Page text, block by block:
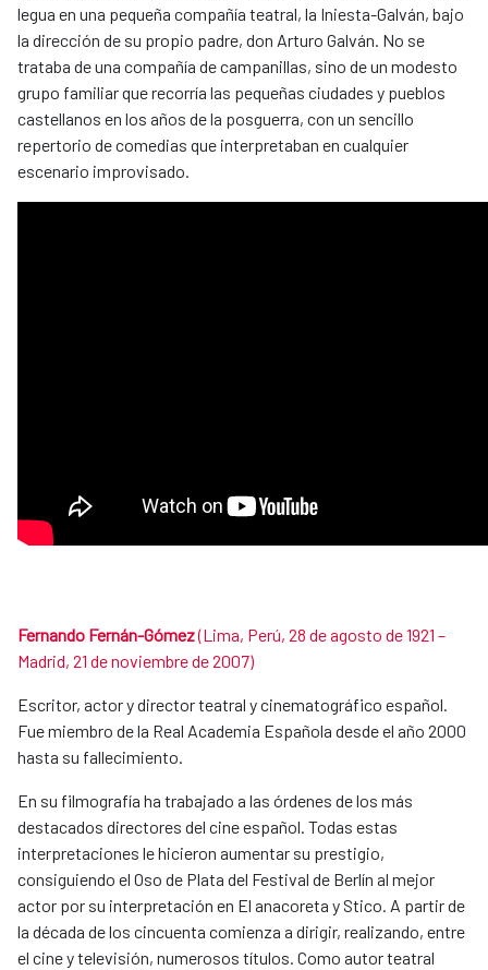
legua en una pequeña compañía teatral, la Iniesta-Galván, bajo
la dirección de su propio padre, don Arturo Galván. No se
trataba de una compañía de campanillas, sino de un modesto
grupo familiar que recorría las pequeñas ciudades y pueblos
castellanos en los años de la posguerra, con un sencillo
repertorio de comedias que interpretaban en cualquier
escenario improvisado.
Fernando Fernán-Gómez(Lima, Perú, 28 de agosto de 1921 –
Madrid, 21 de noviembre de 2007)
Escritor, actor y director teatral y cinematográfico español.
Fue miembro de la Real Academia Española desde el año 2000
hasta su fallecimiento.
En su filmografía ha trabajado a las órdenes de los más
destacados directores del cine español. Todas estas
interpretaciones le hicieron aumentar su prestigio,
consiguiendo el Oso de Plata del Festival de Berlín al mejor
actor por su interpretación en El anacoreta y Stico. A partir de
la década de los cincuenta comienza a dirigir, realizando, entre
el cine y televisión, numerosos títulos. Como autor teatral